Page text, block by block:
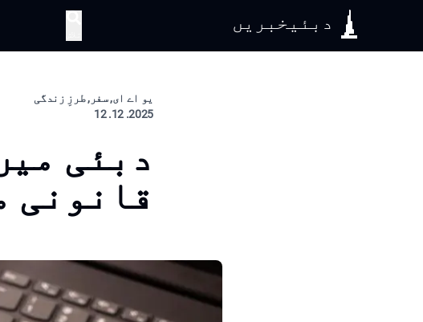
دبئیخبریں
یو اے ای, سفر, طرزِ زندگی
2025. 12. 12
دبئی
قانونی